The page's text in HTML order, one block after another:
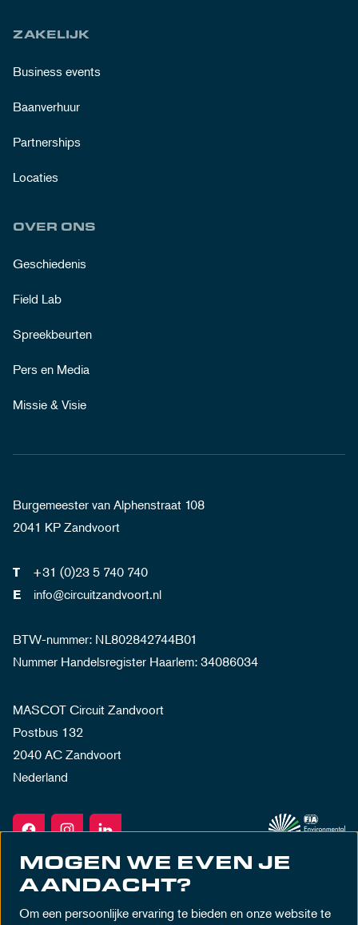
ZAKELIJK
Business events
Baanverhuur
Partnerships
Locaties
OVER ONS
Geschiedenis
Field Lab
Spreekbeurten
Pers en Media
Missie & Visie
Burgemeester van Alphenstraat 108
2041 KP Zandvoort
T +31 (0)23 5 740 740
E info@circuitzandvoort.nl
BTW-nummer: NL802842744B01
Nummer Handelsregister Haarlem: 34086034
MASCOT Circuit Zandvoort
Postbus 132
2040 AC Zandvoort
Nederland
MOGEN WE EVEN JE
AANDACHT?
Om een persoonlijke ervaring te bieden en onze website te